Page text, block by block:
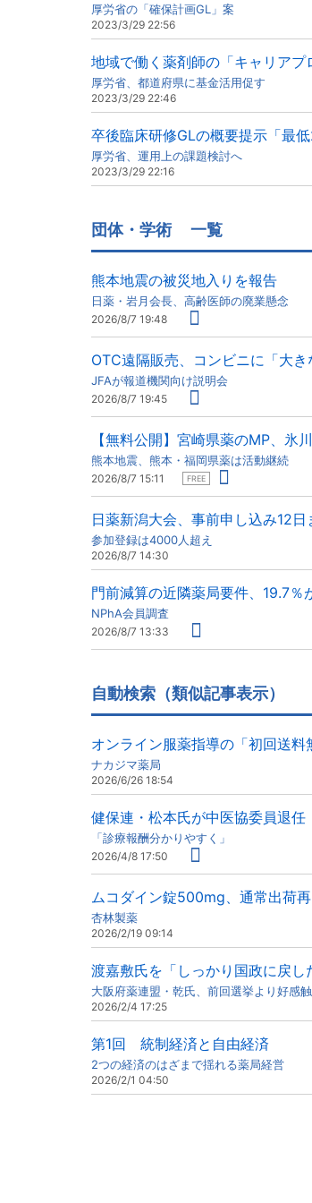
厚労省の「確保計画GL」案
2023/3/29 22:56
地域で働く薬剤師の「キャリアプ
厚労省、都道府県に基金活用促す
2023/3/29 22:46
卒後臨床研修GLの概要提示「最
厚労省、運用上の課題検討へ
2023/3/29 22:16
団体・学術 一覧
熊本地震の被災地入りを報告
日薬・岩月会長、高齢医師の廃業懸念
2026/8/7 19:48
OTC遠隔販売、コンビニに「大き
JFAが報道機関向け説明会
2026/8/7 19:45
【無料公開】宮崎県薬のMP、氷
熊本地震、熊本・福岡県薬は活動継続
2026/8/7 15:11 FREE
日薬新潟大会、事前申し込み12日
参加登録は4000人超え
2026/8/7 14:30
門前減算の近隣薬局要件、19.7％
NPhA会員調査
2026/8/7 13:33
自動検索（類似記事表示）
オンライン服薬指導の「初回送料
ナカジマ薬局
2026/6/26 18:54
健保連・松本氏が中医協委員退任
「診療報酬分かりやすく」
2026/4/8 17:50
ムコダイン錠500mg、通常出荷
杏林製薬
2026/2/19 09:14
渡嘉敷氏を「しっかり国政に戻し
大阪府薬連盟・乾氏、前回選挙より好感触
2026/2/4 17:25
第1回 統制経済と自由経済
2つの経済のはざまで揺れる薬局経営
2026/2/1 04:50